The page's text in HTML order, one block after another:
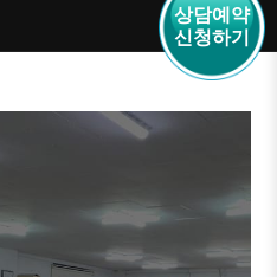
상담예약
신청하기